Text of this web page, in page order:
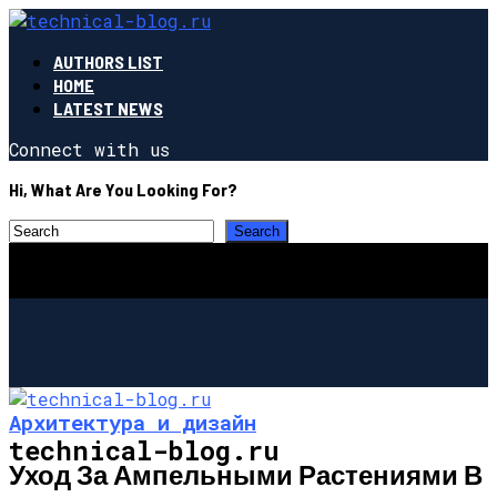
AUTHORS LIST
HOME
LATEST NEWS
Connect with us
Hi, What Are You Looking For?
technical-blog.ru
Архитектура и дизайн
Уход За Ампельными Растениями В